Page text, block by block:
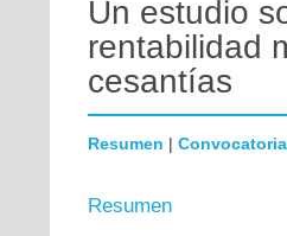
Un estudio
rentabilidad
cesantías
Resumen | Convocatoria
Resumen